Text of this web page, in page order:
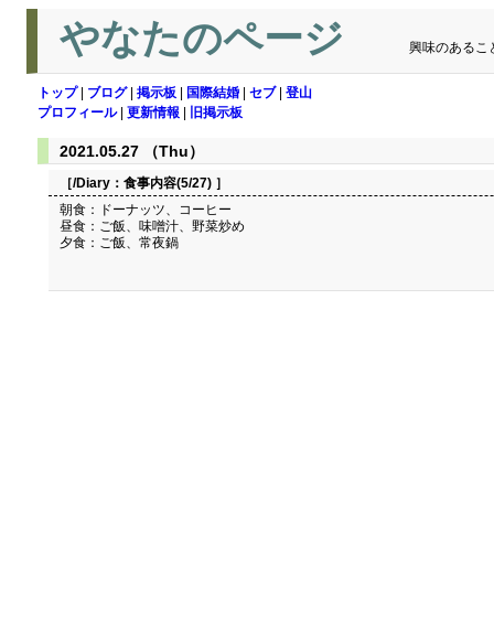
やなたのページ 興味のあるこ
トップ| ブログ| 掲示板 国際結婚 セブ| 登山
プロフィール| 更新情報 旧掲示板
2021.05.27 （Thu）
［/Diary： 食事内容(5/27) ］
朝食：ドーナッツ、コーヒー
昼食：ご飯、味噌汁、野菜炒め
夕食：ご飯、常夜鍋